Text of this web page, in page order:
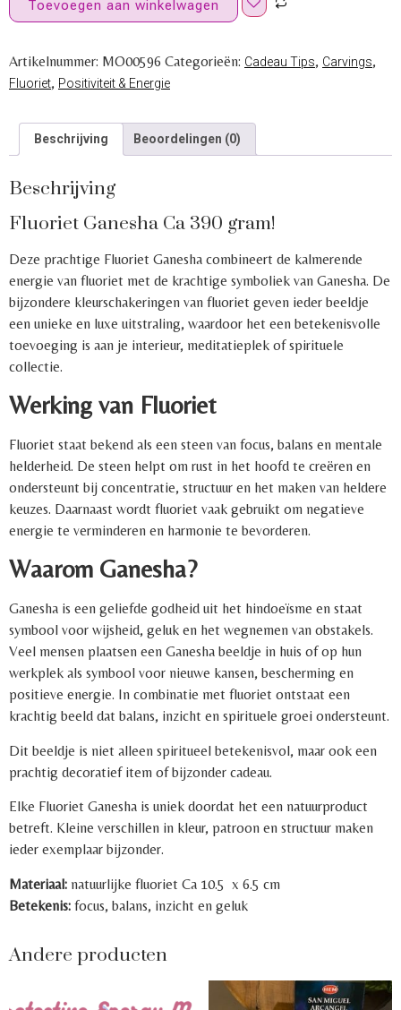
Toevoegen aan winkelwagen
Artikelnummer: MO00596 Categorieën: Cadeau Tips, Carvings,
Fluoriet, Positiviteit & Energie
Beschrijving Beoordelingen (0)
Beschrijving
Fluoriet Ganesha Ca 390 gram!
Deze prachtige Fluoriet Ganesha combineert de kalmerende
energie van fluoriet met de krachtige symboliek van Ganesha. De
bijzondere kleurschakeringen van fluoriet geven ieder beeldje
een unieke en luxe uitstraling, waardoor het een betekenisvolle
toevoeging is aan je interieur, meditatieplek of spirituele
collectie.
Werking van Fluoriet
Fluoriet staat bekend als een steen van focus, balans en mentale
helderheid. De steen helpt om rust in het hoofd te creëren en
ondersteunt bij concentratie, structuur en het maken van heldere
keuzes. Daarnaast wordt fluoriet vaak gebruikt om negatieve
energie te verminderen en harmonie te bevorderen.
Waarom Ganesha?
Ganesha is een geliefde godheid uit het hindoeïsme en staat
symbool voor wijsheid, geluk en het wegnemen van obstakels.
Veel mensen plaatsen een Ganesha beeldje in huis of op hun
werkplek als symbool voor nieuwe kansen, bescherming en
positieve energie. In combinatie met fluoriet ontstaat een
krachtig beeld dat balans, inzicht en spirituele groei ondersteunt.
Dit beeldje is niet alleen spiritueel betekenisvol, maar ook een
prachtig decoratief item of bijzonder cadeau.
Elke Fluoriet Ganesha is uniek doordat het een natuurproduct
betreft. Kleine verschillen in kleur, patroon en structuur maken
ieder exemplaar bijzonder.
Materiaal: natuurlijke fluoriet Ca 10.5 x 6.5 cm
Betekenis: focus, balans, inzicht en geluk
Andere producten